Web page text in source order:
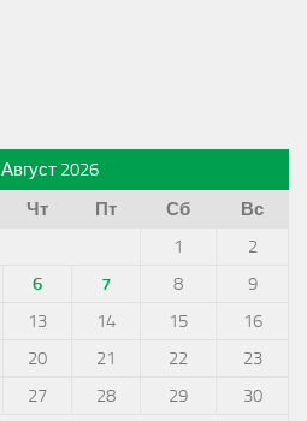
Август 2026
Чт Пт Сб
Вс
1
2
6 7 8
9
13 14 15
16
20 21 22
23
27 28 29
30